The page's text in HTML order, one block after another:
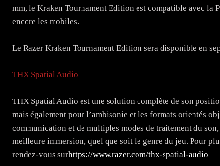
mm, le Kraken Tournament Edition est compatible avec la
encore les mobiles.
Le Razer Kraken Tournament Edition sera disponible en
THX Spatial Audio
THX Spatial Audio est une solution complète de son
mais également pour l’ambisonie et les formats orientés
communication et de multiples modes de traitement du
meilleure immersion, quel que soit le genre du jeu. Pour
rendez-vous surhttps://www.razer.com/thx-spatial-audio